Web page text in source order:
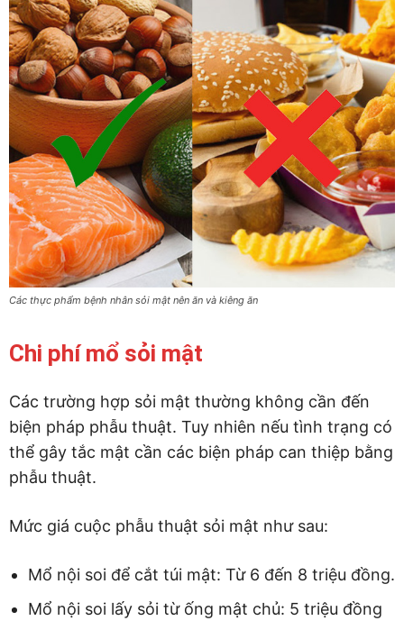
Các thực phẩm bệnh nhân sỏi mật nên ăn và kiêng ăn
Chi phí mổ sỏi mật
Các trường hợp sỏi mật thường không cần đến
biện pháp phẫu thuật. Tuy nhiên nếu tình trạng có
thể gây tắc mật cần các biện pháp can thiệp bằng
phẫu thuật.
Mức giá cuộc phẫu thuật sỏi mật như sau:
Mổ nội soi để cắt túi mật: Từ 6 đến 8 triệu đồng.
Mổ nội soi lấy sỏi từ ống mật chủ: 5 triệu đồng